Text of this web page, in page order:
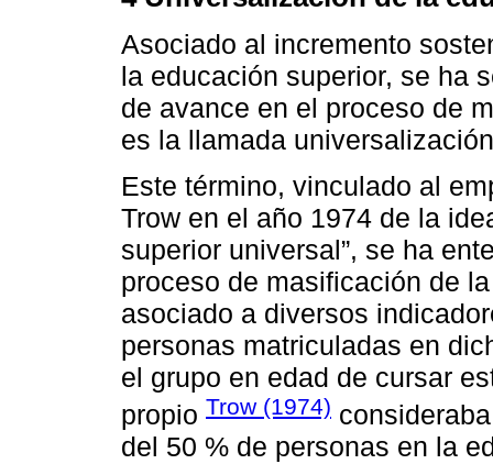
Asociado al incremento
la educación superior, se ha
de avance en el proceso de
es la llamada
Este término, vinculado al
Trow en el año 1974 de la
superior universal”, se ha
proceso de masificación de
asociado a diversos
personas matriculadas en
el grupo en edad de cursar
propio Trow (1974)
del 50 % de personas en la